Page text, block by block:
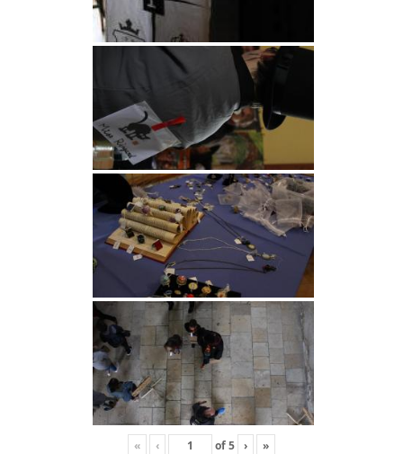
« ‹ of5 › »